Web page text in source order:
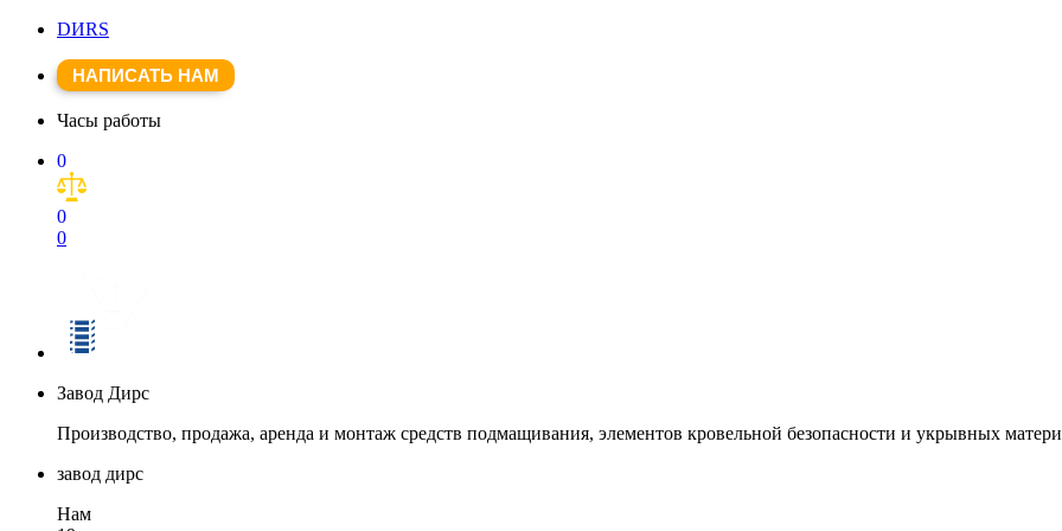
DИRS
НАПИСАТЬ НАМ
Часы работы
0
0
0
Завод Дирс
Производство, продажа, аренда и монтаж средств подмащивания, элементов кровельной безопасности и укрывных
завод дирс
Нам